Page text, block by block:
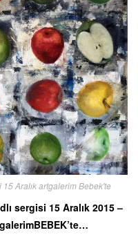
Aralık artgalerim Bebek'te
sergisi 15 Aralık 2015 –